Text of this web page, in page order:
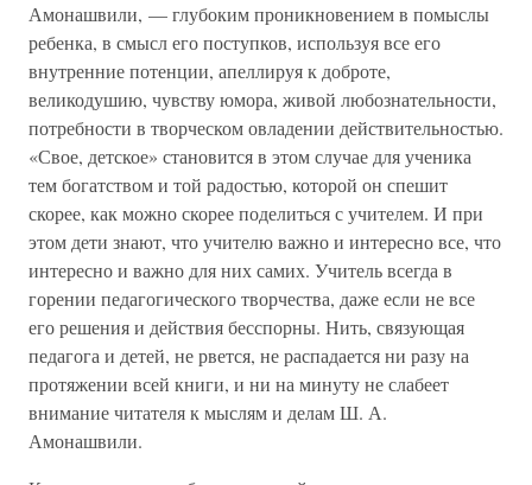
Амонашвили, — глубоким проникновением в помыслы
ребенка, в смысл его поступков, используя все его
внутренние потенции, апеллируя к доброте,
великодушию, чувству юмора, живой любознательности,
потребности в творческом овладении действительностью.
«Свое, детское» становится в этом случае для ученика
тем богатством и той радостью, которой он спешит
скорее, как можно скорее поделиться с учителем. И при
этом дети знают, что учителю важно и интересно все, что
интересно и важно для них самих. Учитель всегда в
горении педагогического творчества, даже если не все
его решения и действия бесспорны. Нить, связующая
педагога и детей, не рвется, не распадается ни разу на
протяжении всей книги, и ни на минуту не слабеет
внимание читателя к мыслям и делам Ш. А.
Амонашвили.